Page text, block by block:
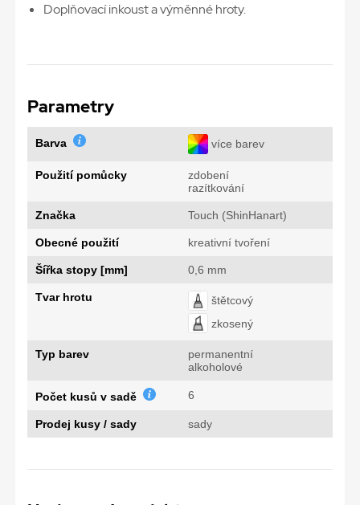
Doplňovací inkoust a výměnné hroty.
Parametry
Barva více barev
Použití pomůcky
zdobení
razítkování
Značka Touch (ShinHanart)
Obecné použití kreativní tvoření
Šířka stopy [mm] 0,6 mm
Tvar hrotu
štětcový
zkosený
Typ barev
permanentní
alkoholové
Počet kusů v sadě 6
Prodej kusy / sady sady